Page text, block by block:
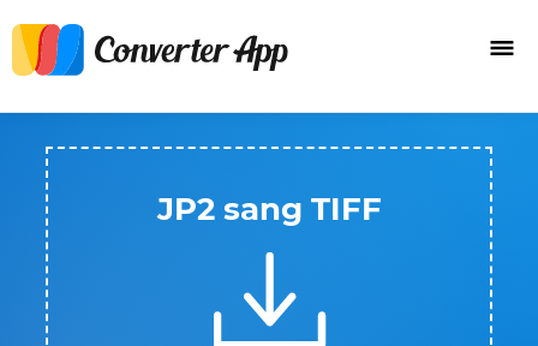
JP2 sang TIFF